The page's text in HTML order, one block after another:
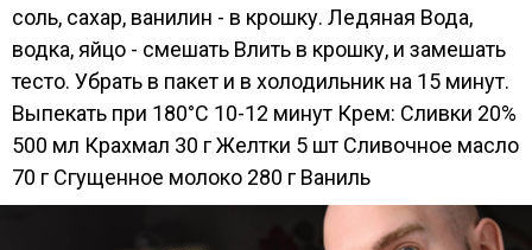
соль, сахар, ванилин - в крошку. Ледяная Вода,
водка, яйцо - смешать Влить в крошку, и замешать
тесто. Убрать в пакет и в холодильник на 15 минут.
Выпекать при 180°С 10-12 минут Крем: Сливки 20%
500 мл Крахмал 30 г Желтки 5 шт Сливочное масло
70 г Сгущенное молоко 280 г Ваниль